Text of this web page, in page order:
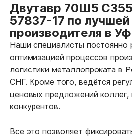
Двутавр 70Ш5
57837-17 по
производителя в
Наши специалисты постоянно
оптимизацией процессов
логистики металлопроката в
СНГ. Кроме того, ведётся
ценовых предложений коллег,
конкурентов.
Все это позволяет